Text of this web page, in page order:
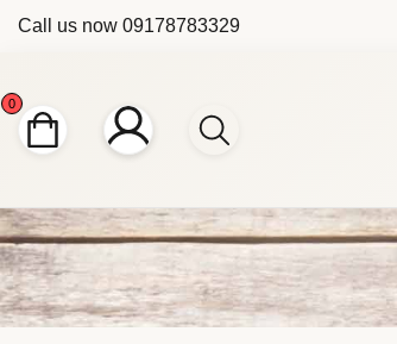
Call us now 09178783329
0